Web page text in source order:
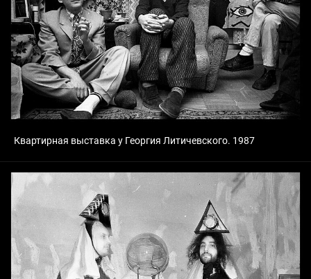
Квартирная выставка у Георгия Литичевского. 1987